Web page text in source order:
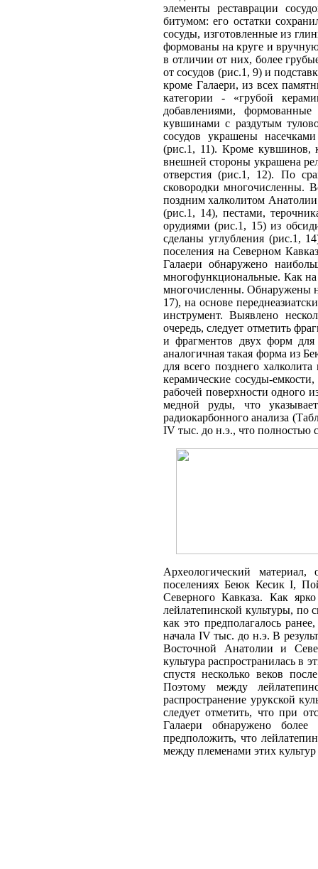
элементы реставрации
битумом: его остатки
сосуды, изготовленные из
формованы на круге и
в отличии от них, более
от сосудов (рис.1, 9) и
кроме Галаери, из всех
категории - «грубой
добавлениями,
кувшинами с раздутым
сосудов украшены
(рис.1, 11). Кроме кувшинов,
внешней стороны украшена
отверстия (рис.1, 12). По
сковородки многочисленны.
поздним халколитом
(рис.1, 14), пестами,
орудиями (рис.1, 15) из
сделаны углубления (рис.1,
поселения на Северном
Галаери обнаружено
многофункциональные. Как
многочисленны. Обнаружены
17), на основе
инструмент. Выявлено
очередь, следует отметить
и фрагментов двух форм
аналогичная такая форма из
для всего позднего
керамические сосуды-
рабочей поверхности одного
медной руды, что
радиокарбонного анализа
IV тыс. до н.э., что полностью
Археологический
поселениях Беюк Кесик I,
Северного Кавказа. Как
лейлатепинской культуры, по
как это предполагалось
начала IV тыс. до н.э. В
Восточной Анатолии и
культура распространилась в
спустя несколько веков
Поэтому между
распространение урукской
следует отметить, что при
Галаери обнаружено
предположить, что
между племенами этих